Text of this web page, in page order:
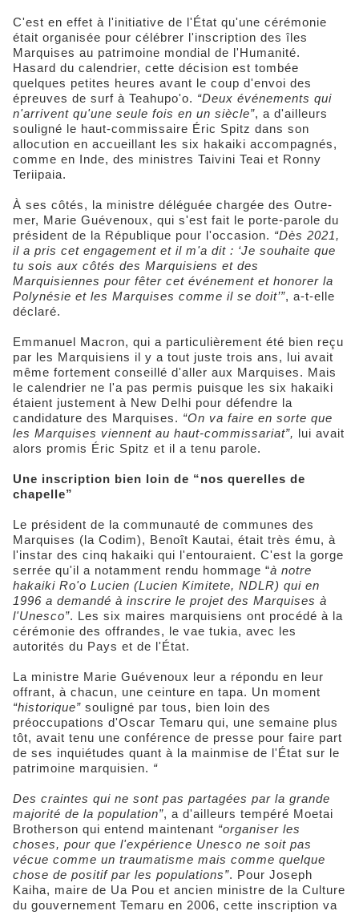
C'est en effet à l'initiative de l'État qu'une cérémonie
était organisée pour célébrer l'inscription des îles
Marquises au patrimoine mondial de l'Humanité.
Hasard du calendrier, cette décision est tombée
quelques petites heures avant le coup d'envoi des
épreuves de surf à Teahupo'o. “Deux événements qui
n'arrivent qu'une seule fois en un siècle”, a d'ailleurs
souligné le haut-commissaire Éric Spitz dans son
allocution en accueillant les six hakaiki accompagnés,
comme en Inde, des ministres Taivini Teai et Ronny
Teriipaia.
À ses côtés, la ministre déléguée chargée des Outre-
mer, Marie Guévenoux, qui s'est fait le porte-parole du
président de la République pour l'occasion. “Dès 2021,
il a pris cet engagement et il m'a dit : ‘Je souhaite que
tu sois aux côtés des Marquisiens et des
Marquisiennes pour fêter cet événement et honorer la
Polynésie et les Marquises comme il se doit’”, a-t-elle
déclaré.
Emmanuel Macron, qui a particulièrement été bien reçu
par les Marquisiens il y a tout juste trois ans, lui avait
même fortement conseillé d'aller aux Marquises. Mais
le calendrier ne l'a pas permis puisque les six hakaiki
étaient justement à New Delhi pour défendre la
candidature des Marquises. “On va faire en sorte que
les Marquises viennent au haut-commissariat”, lui avait
alors promis Éric Spitz et il a tenu parole.
Une inscription bien loin de “nos querelles de
chapelle”
Le président de la communauté de communes des
Marquises (la Codim), Benoît Kautai, était très ému, à
l'instar des cinq hakaiki qui l'entouraient. C'est la gorge
serrée qu'il a notamment rendu hommage “à notre
hakaiki Ro'o Lucien (Lucien Kimitete, NDLR) qui en
1996 a demandé à inscrire le projet des Marquises à
l'Unesco”. Les six maires marquisiens ont procédé à la
cérémonie des offrandes, le vae tukia, avec les
autorités du Pays et de l'État.
La ministre Marie Guévenoux leur a répondu en leur
offrant, à chacun, une ceinture en tapa. Un moment
“historique” souligné par tous, bien loin des
préoccupations d'Oscar Temaru qui, une semaine plus
tôt, avait tenu une conférence de presse pour faire part
de ses inquiétudes quant à la mainmise de l'État sur le
patrimoine marquisien. “
Des craintes qui ne sont pas partagées par la grande
majorité de la population”, a d'ailleurs tempéré Moetai
Brotherson qui entend maintenant “organiser les
choses, pour que l'expérience Unesco ne soit pas
vécue comme un traumatisme mais comme quelque
chose de positif par les populations”. Pour Joseph
Kaiha, maire de Ua Pou et ancien ministre de la Culture
du gouvernement Temaru en 2006, cette inscription va